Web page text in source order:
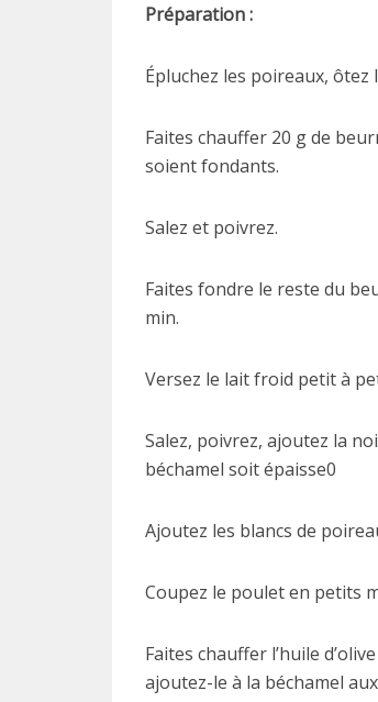
Préparation :
Épluchez les poireaux,
Faites chauffer 20 g de
soient fondants.
Salez et poivrez.
Faites fondre le reste du
min.
Versez le lait froid petit à
Salez, poivrez, ajoutez la
béchamel soit épaisse0
Ajoutez les blancs de
Coupez le poulet en petits
Faites chauffer l’huile
ajoutez-le à la béchamel